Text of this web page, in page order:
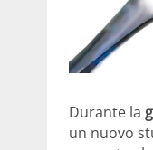
Durante la
un nuovo